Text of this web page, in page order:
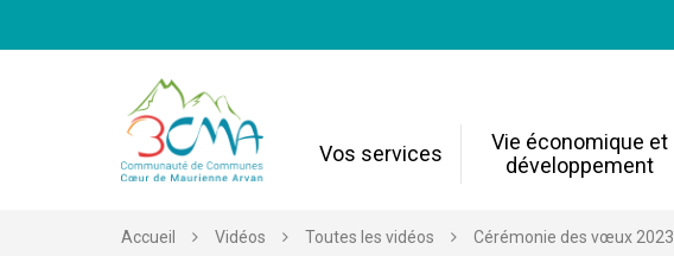
Vos services
Vie économique et
développement
Accueil Vidéos Toutes les vidéos Cérémonie des vœux 2023